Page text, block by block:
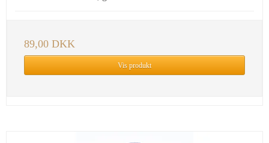
89,00 DKK
Vis produkt